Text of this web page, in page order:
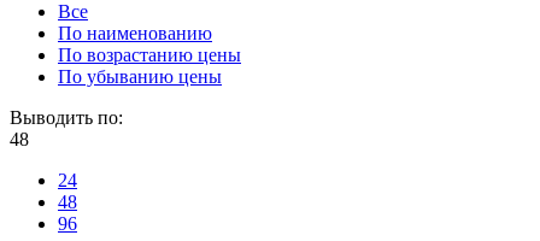
Все
По наименованию
По возрастанию цены
По убыванию цены
Выводить по:
48
24
48
96